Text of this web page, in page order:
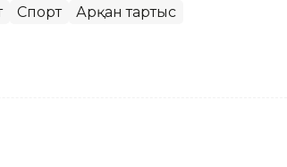
Спорт Арқан тартыс